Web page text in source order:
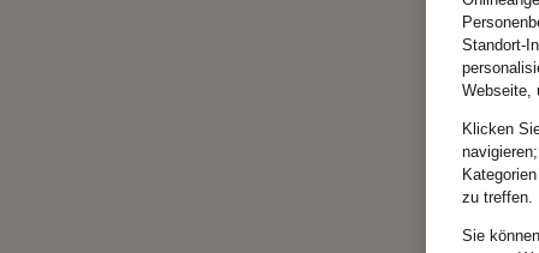
Standort-
Webseite,
Klicken
zu treffen.
Sie